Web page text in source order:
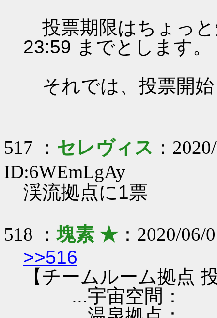
投票期限はちょっ
23:59 までとします。
それでは、投票開
517 ： セレヴィス ：
ID:6WEmLgAy
渓流拠点に1票
518 ：塊素 ★：2020/06/
>>516
【チームルーム拠点
...宇宙空間：